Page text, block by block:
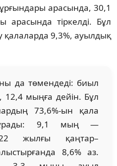
арасында, 30,1
тіркелді. Бұл
қалаларда 9,3%, ауылдық
да төмендеді: биыл
12,4 мыңға дейін. Бұл
73,6%-ын қала
9,1 мың —
жылғы қаңтар–
8,6% аз.